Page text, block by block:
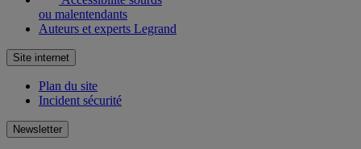
ou malentendants
Auteurs et experts Legrand
Site internet
Plan du site
Incident sécurité
Newsletter